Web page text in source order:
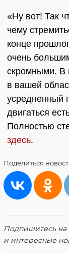
«Ну вот! Так
чему
конце
очень
скромными. В
в вашей
усредненный
двигаться
Полностью
здесь.
Поделиться
Подпишитесь на
и интересные